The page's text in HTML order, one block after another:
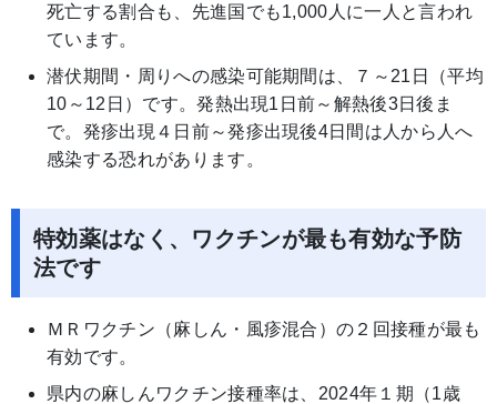
死亡する割合も、先進国でも1,000人に一人と言われ
ています。
潜伏期間・周りへの感染可能期間は、７～21日（平均
10～12日）です。発熱出現1日前～解熱後3日後ま
で。発疹出現４日前～発疹出現後4日間は人から人へ
感染する恐れがあります。
特効薬はなく、ワクチンが最も有効な予防
法です
ＭＲワクチン（麻しん・風疹混合）の２回接種が最も
有効です。
県内の麻しんワクチン接種率は、2024年１期（1歳